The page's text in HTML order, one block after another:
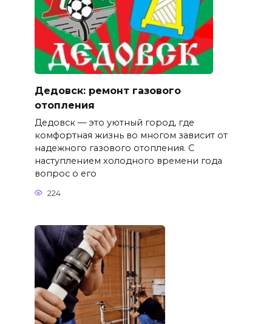
Дедовск: ремонт газового
отопления
Дедовск — это уютный город, где
комфортная жизнь во многом зависит от
надежного газового отопления. С
наступлением холодного времени года
вопрос о его
224